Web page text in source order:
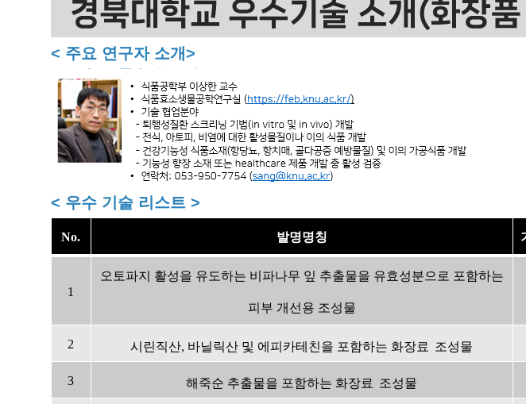
< 주요 연구자 소개>
< 우수 기술 리스트 >
No. 발명명칭
1
오토파지 활성을 유도하는 비파나무 잎 추출물을 유효성분으로 포함하는
피부 개선용 조성물
2 시린직산, 바닐릭산 및 에피카테친을 포함하는 화장료 조성물
3 해죽순 추출물을 포함하는 화장료 조성물